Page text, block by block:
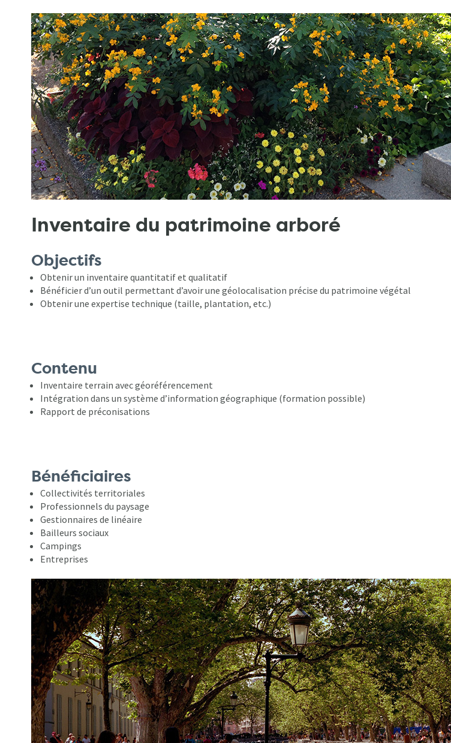
Inventaire du patrimoine arboré
Objectifs
Obtenir un inventaire quantitatif et qualitatif
Bénéficier d’un outil permettant d’avoir une géolocalisation précise du patrimoine végétal
Obtenir une expertise technique (taille, plantation, etc.)
Contenu
Inventaire terrain avec géoréférencement
Intégration dans un système d’information géographique (formation possible)
Rapport de préconisations
Bénéficiaires
Collectivités territoriales
Professionnels du paysage
Gestionnaires de linéaire
Bailleurs sociaux
Campings
Entreprises